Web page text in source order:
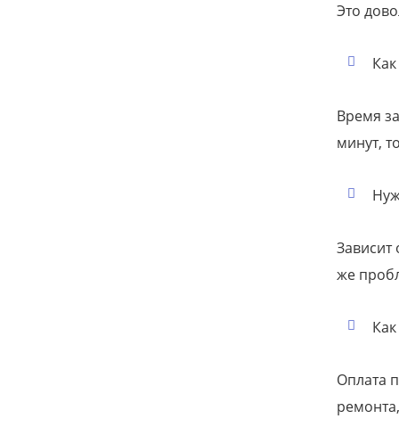
Это
Время
минут,
Зависит
же
Оплата